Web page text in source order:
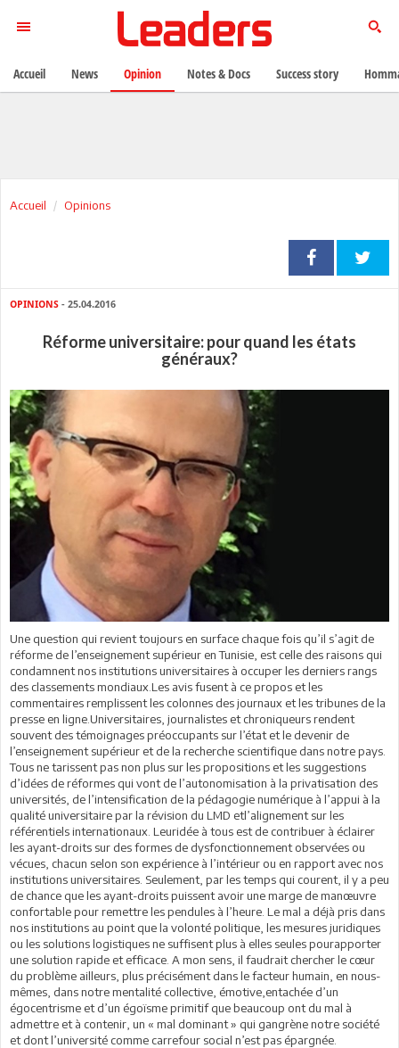
Accueil Opinions
OPINIONS - 25.04.2016
Réforme universitaire: pour quand les états
généraux?
Une question qui revient toujours en surface chaque fois qu’il s’agit de
réforme de l’enseignement supérieur en Tunisie, est celle des raisons qui
condamnent nos institutions universitaires à occuper les derniers rangs
des classements mondiaux.Les avis fusent à ce propos et les
commentaires remplissent les colonnes des journaux et les tribunes de la
presse en ligne.Universitaires, journalistes et chroniqueurs rendent
souvent des témoignages préoccupants sur l’état et le devenir de
l’enseignement supérieur et de la recherche scientifique dans notre pays.
Tous ne tarissent pas non plus sur les propositions et les suggestions
d’idées de réformes qui vont de l’autonomisation à la privatisation des
universités, de l’intensification de la pédagogie numérique à l’appui à la
qualité universitaire par la révision du LMD etl’alignement sur les
référentiels internationaux. Leuridée à tous est de contribuer à éclairer
les ayant-droits sur des formes de dysfonctionnement observées ou
vécues, chacun selon son expérience à l’intérieur ou en rapport avec nos
institutions universitaires. Seulement, par les temps qui courent, il y a peu
de chance que les ayant-droits puissent avoir une marge de manœuvre
confortable pour remettre les pendules à l’heure. Le mal a déjà pris dans
nos institutions au point que la volonté politique, les mesures juridiques
ou les solutions logistiques ne suffisent plus à elles seules pourapporter
une solution rapide et efficace. A mon sens, il faudrait chercher le cœur
du problème ailleurs, plus précisément dans le facteur humain, en nous-
mêmes, dans notre mentalité collective, émotive,entachée d’un
égocentrisme et d’un égoïsme primitif que beaucoup ont du mal à
admettre et à contenir, un « mal dominant » qui gangrène notre société
et dont l’université comme carrefour social n’est pas épargnée.
Accueil News Opinion Notes & Docs Success story